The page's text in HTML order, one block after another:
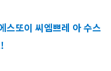
스또이 씨엠쁘레 아 수스